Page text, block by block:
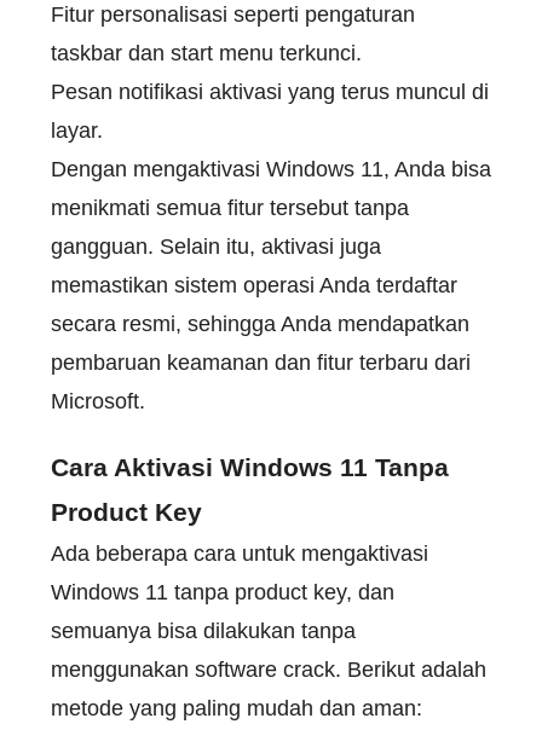
Fitur personalisasi seperti pengaturan
taskbar dan start menu terkunci.
Pesan notifikasi aktivasi yang terus muncul di
layar.
Dengan mengaktivasi Windows 11, Anda bisa
menikmati semua fitur tersebut tanpa
gangguan. Selain itu, aktivasi juga
memastikan sistem operasi Anda terdaftar
secara resmi, sehingga Anda mendapatkan
pembaruan keamanan dan fitur terbaru dari
Microsoft.
Cara Aktivasi Windows 11 Tanpa
Product Key
Ada beberapa cara untuk mengaktivasi
Windows 11 tanpa product key, dan
semuanya bisa dilakukan tanpa
menggunakan software crack. Berikut adalah
metode yang paling mudah dan aman: